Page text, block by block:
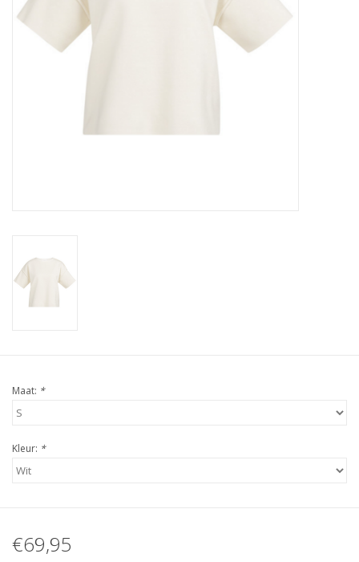
Maat: *
Kleur: *
€69,95